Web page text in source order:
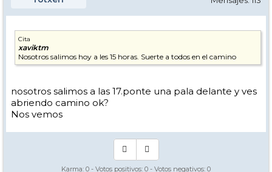
Cita
xaviktm
Nosotros salimos hoy a les 15 horas. Suerte a todos en el camino
nosotros salimos a las 17.ponte una pala delante y ves
abriendo camino ok?
Nos vemos
Karma: 0 - Votos positivos: 0 - Votos negativos: 0